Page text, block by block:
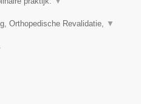
Orthopedische Revalidatie, ▼